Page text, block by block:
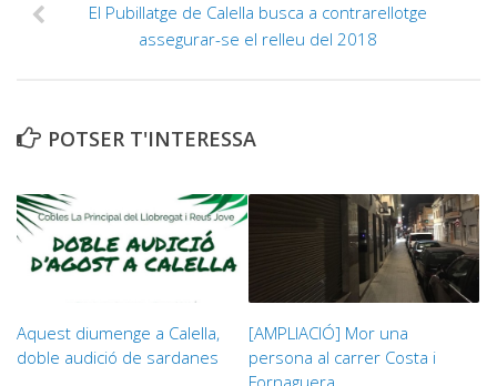
El Pubillatge de Calella busca a contrarellotge
assegurar-se el relleu del 2018
POTSER T'INTERESSA
Aquest diumenge a Calella,
doble audició de sardanes
[AMPLIACIÓ] Mor una
persona al carrer Costa i